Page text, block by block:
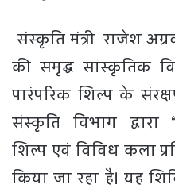
संस्कृति मंत्री राजेश
की समृद्ध सांस्कृतिक
पारंपरिक शिल्प के
संस्कृति विभाग द्वारा
शिल्प एवं विविध कला
किया जा रहा है। यह